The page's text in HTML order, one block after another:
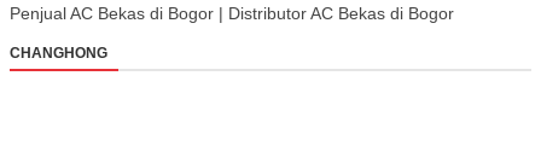
Penjual AC Bekas di Bogor | Distributor AC Bekas di Bogor
CHANGHONG